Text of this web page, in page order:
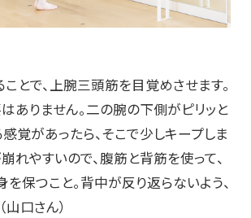
ことで、上腕三頭筋を目覚めさせます。
ありません。二の腕の下側がピリッと
感覚があったら、そこで少しキープしま
崩れやすいので、腹筋と背筋を使って、
を保つこと。背中が反り返らないよう、
山口さん）